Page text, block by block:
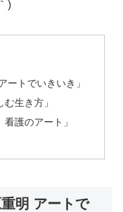
)
ートでいきいき」
生き方」
護のアート」
明 アートで